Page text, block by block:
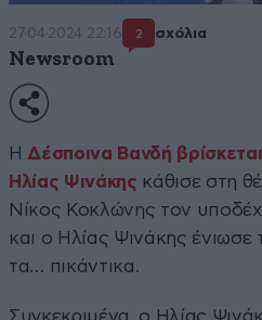
27·04·2024 22:16 2 σχόλια
Newsroom
Η Δέσποινα Βανδή
Ηλίας Ψινάκης κάθισε στη
Νίκος Κοκλώνης τον
και ο Ηλίας Ψινάκης
τα… πικάντικα.
Συγκεκριμένα, ο Ηλίας